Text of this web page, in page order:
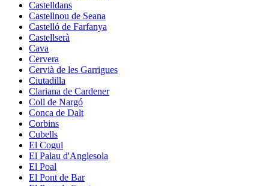
Castelldans
Castellnou de Seana
Castelló de Farfanya
Castellserà
Cava
Cervera
Cervià de les Garrigues
Ciutadilla
Clariana de Cardener
Coll de Nargó
Conca de Dalt
Corbins
Cubells
El Cogul
El Palau d'Anglesola
El Poal
El Pont de Bar